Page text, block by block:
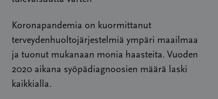
Koronapandemia on kuormittanut
terveydenhuoltojärjestelmiä ympäri maailmaa
ja tuonut mukanaan monia haasteita. Vuoden
2020 aikana syöpädiagnoosien määrä laski
kaikkialla.